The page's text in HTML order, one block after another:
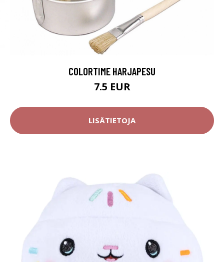
COLORTIME HARJAPESU
7.5 EUR
LISÄTIETOJA